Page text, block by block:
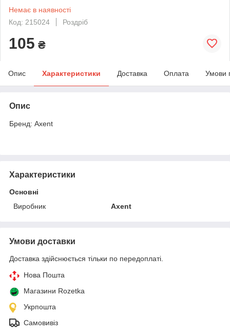
Немає в наявності
Код: 215024
Роздріб
105 ₴
Опис Характеристики Доставка Оплата Умови
Опис
Бренд: Axent
Характеристики
Основні
Виробник
Axent
Умови доставки
Доставка здійснюється тільки по передоплаті.
Нова Пошта
Магазини Rozetka
Укрпошта
Самовивіз